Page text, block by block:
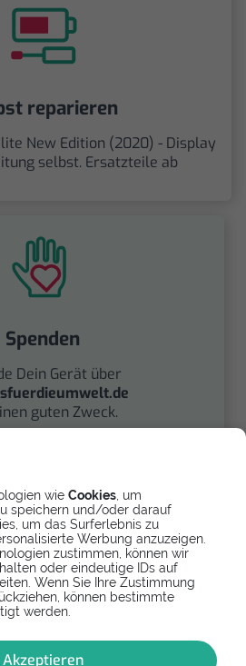
wie Cookies , um
speichern und/oder darauf
um das Surferlebnis zu
Werbung anzuzeigen.
zustimmen, können wir
oder eindeutige IDs auf
Wenn Sie Ihre Zustimmung
können bestimmte
werden.
Akzeptieren
reparieren
New Edition (2020) - Display
selbst. Ersatzteile ab
Spenden
Dein Gerät über
guten Zweck.
über unseren
Verkaufspreis